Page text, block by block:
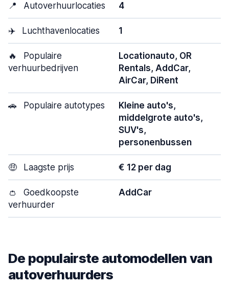
📍 Autoverhuurlocaties 4
✈️ Luchthavenlocaties 1
🔥
Populaire
verhuurbedrijven
Locationauto, OR
Rentals, AddCar,
AirCar, DiRent
🚗 Populaire autotypes
Kleine auto's,
middelgrote auto's,
SUV's,
personenbussen
🤑 Laagste prijs € 12 per dag
👛
Goedkoopste
verhuurder
AddCar
De populairste automodellen van
autoverhuurders